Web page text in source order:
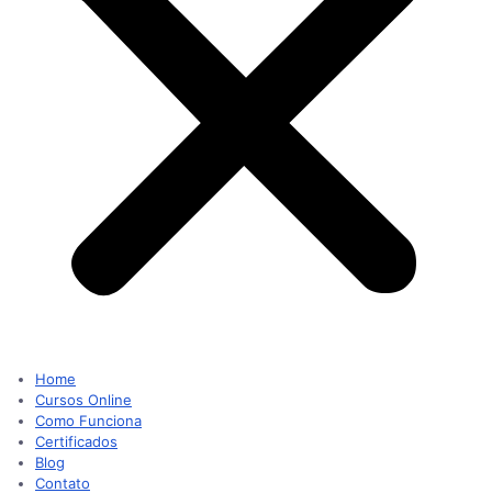
Home
Cursos Online
Como Funciona
Certificados
Blog
Contato